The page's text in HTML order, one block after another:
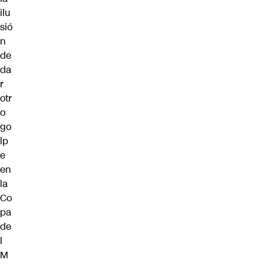
ilu
sió
n
de
da
r
otr
o
go
lp
e
en
la
Co
pa
de
l
M